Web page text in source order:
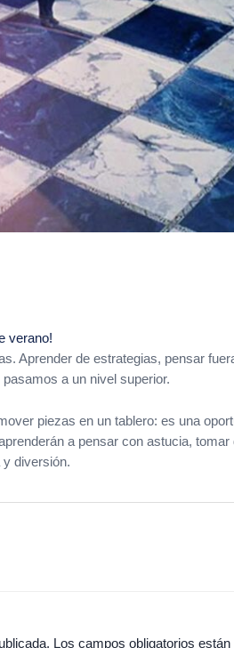
verano!
Aprender de estrategias, pensar
a un nivel superior.
piezas en un tablero: es una
a pensar con astucia,
diversión.
Los campos obligatorios